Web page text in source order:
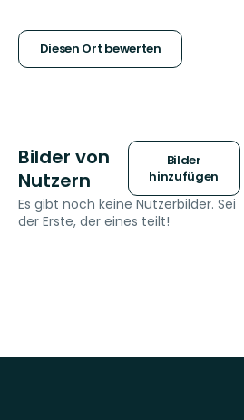
Sternen
Diesen Ort bewerten
Bilder von
Nutzern
Bilder
hinzufügen
Es gibt noch keine Nutzerbilder. Sei
der Erste, der eines teilt!